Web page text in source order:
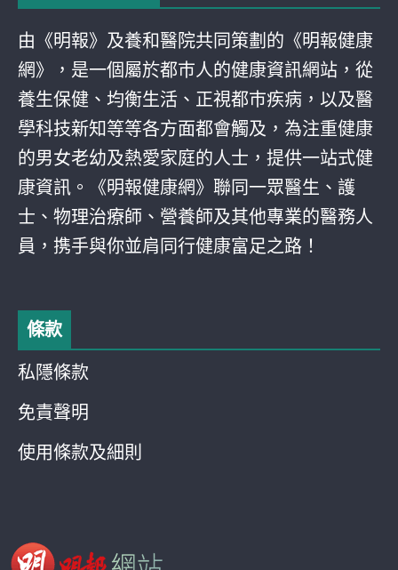
由《明報》及養和醫院共同策劃的《明報健康
網》，是一個屬於都巿人的健康資訊網站，從
養生保健、均衡生活、正視都巿疾病，以及醫
學科技新知等等各方面都會觸及，為注重健康
的男女老幼及熱愛家庭的人士，提供一站式健
康資訊。《明報健康網》聯同一眾醫生、護
士、物理治療師、營養師及其他專業的醫務人
員，携手與你並肩同行健康富足之路！
條款
私隱條款
免責聲明
使用條款及細則